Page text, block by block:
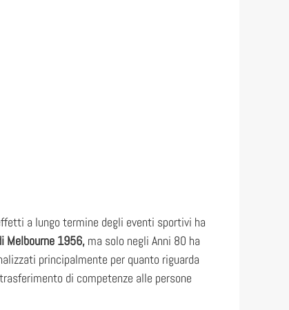
a lungo termine degli eventi sportivi ha
Melbourne 1956, ma solo negli Anni 80 ha
principalmente per quanto riguarda
di competenze alle persone